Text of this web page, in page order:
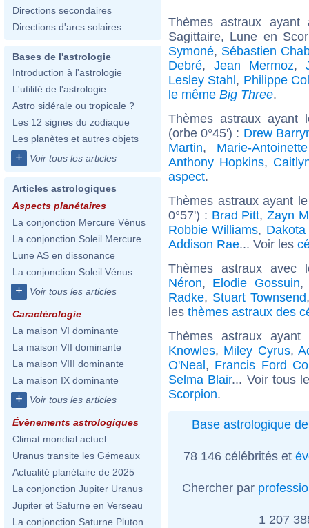
Directions secondaires
Directions d'arcs solaires
Bases de l'astrologie
Introduction à l'astrologie
L'utilité de l'astrologie
Astro sidérale ou tropicale ?
Les 12 signes du zodiaque
Les planètes et autres objets
+ Voir tous les articles
Articles astrologiques
Aspects planétaires
La conjonction Mercure Vénus
La conjonction Soleil Mercure
Lune AS en dissonance
La conjonction Soleil Vénus
+ Voir tous les articles
Caractérologie
La maison VI dominante
La maison VII dominante
La maison VIII dominante
La maison IX dominante
+ Voir tous les articles
Évènements astrologiques
Climat mondial actuel
Uranus transite les Gémeaux
Actualité planétaire de 2025
La conjonction Jupiter Uranus
Jupiter et Saturne en Verseau
La conjonction Saturne Pluton
Thèmes astraux
Sagittaire, Lune en
Symoné, Sébastien
Debré, Jean Mermoz,
Lesley Stahl, Philippe
le même Big Three.
Thèmes astraux ayant
(orbe 0°45') : Drew
Martin, Marie-
Anthony Hopkins,
aspect.
Thèmes astraux ayant
0°57') : Brad Pitt,Zayn
Robbie Williams,
Addison Rae... Voir les
Thèmes astraux
Néron, Elodie Gossuin
Radke, Stuart Townsend
les thèmes astraux des
Thèmes astraux
Knowles, Miley Cyrus,
O'Neal, Francis Ford
Selma Blair... Voir tous
Scorpion.
Base astrologique
78 146 célébrités et
Chercher par
1 207